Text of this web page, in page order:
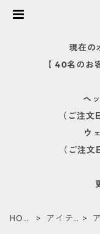
現在の
【 40名のお
ヘ
（ご注
ウ
（ご注
HOM
アイテ